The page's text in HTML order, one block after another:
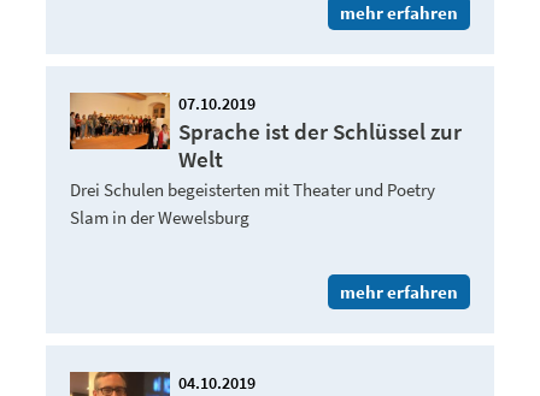
mehr erfahren
07.10.2019
Sprache ist der Schlüssel zur
Welt
Drei Schulen begeisterten mit Theater und Poetry
Slam in der Wewelsburg
mehr erfahren
04.10.2019